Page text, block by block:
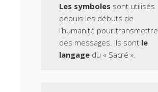
Les symboles sont utilisés
depuis les débuts de
l’humanité pour transmettre
des messages. Ils sont le
langagedu « Sacré ».